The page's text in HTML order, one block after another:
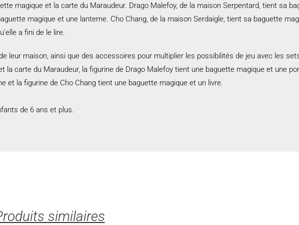
magique et la carte du Maraudeur. Drago Malefoy, de la maison Serpentard, tient sa
magique et une lanterne. Cho Chang, de la maison Serdaigle, tient sa baguette
a fini de le lire.
leur maison, ainsi que des accessoires pour multiplier les possibilités de jeu avec les
carte du Maraudeur, la figurine de Drago Malefoy tient une baguette magique et une
et la figurine de Cho Chang tient une baguette magique et un livre.
de 6 ans et plus.
similaires